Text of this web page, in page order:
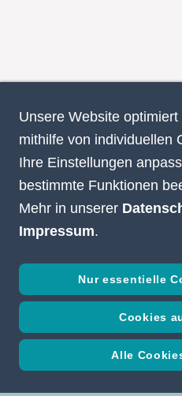
Unsere Website
mithilfe von individuellen
Ihre Einstellungen
bestimmte Funktionen
Mehr in unserer
Impressum.
Nur essentielle
Cookies
Alle